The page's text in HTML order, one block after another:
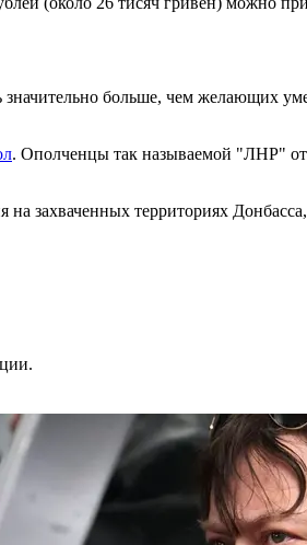
больше, чем желающих
. Ополченцы так называемой "ЛНР"
захваченных территориях